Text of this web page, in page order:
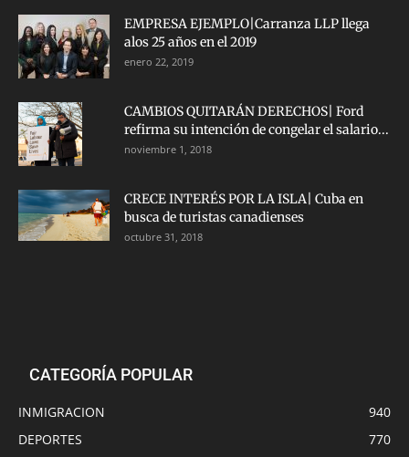
EMPRESA EJEMPLO|Carranza LLP llega
alos 25 años en el 2019
enero 22, 2019
CAMBIOS QUITARÁN DERECHOS| Ford
refirma su intención de congelar el salario...
noviembre 1, 2018
CRECE INTERÉS POR LA ISLA| Cuba en
busca de turistas canadienses
octubre 31, 2018
CATEGORÍA POPULAR
INMIGRACION
940
DEPORTES
770